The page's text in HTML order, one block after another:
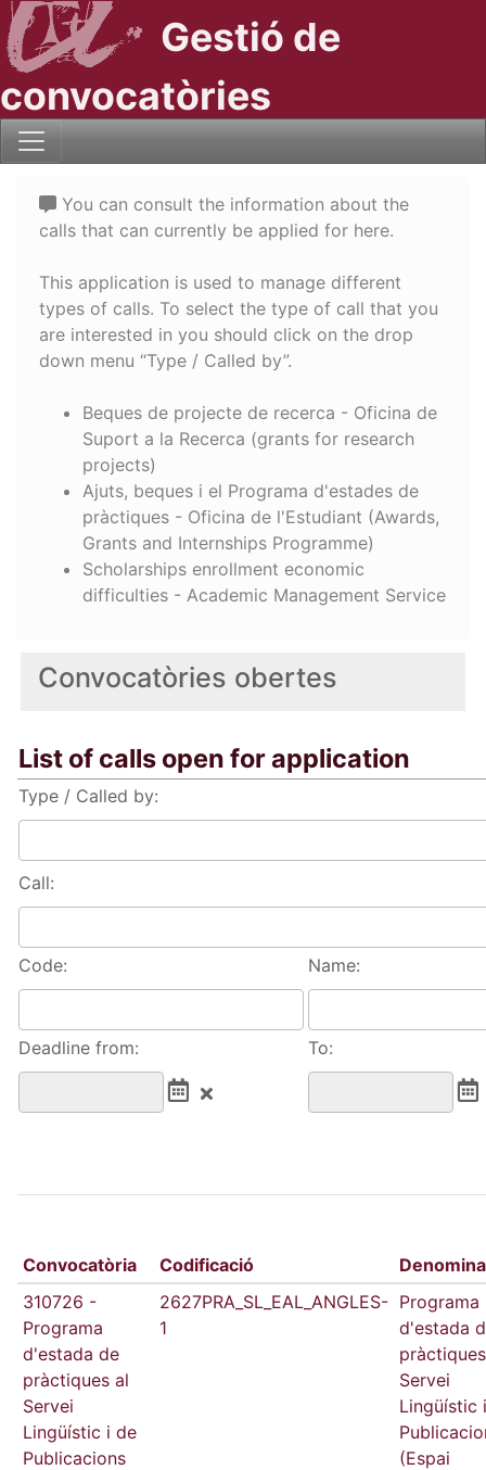
Gestió de
convocatòries
Convocatòries obertes
List of calls open for application
Type / Called by:
Call:
Code: Name:
Deadline from: To:
Convocatòria Codificació
310726 -
Programa
d'estada de
pràctiques al
Servei
Lingüístic i de
Publicacions
2627PRA_SL_EAL_ANGLES-
1
Programa
d'estada
Servei
Lingüístic
(Espai
You can consult the information about the
calls that can currently be applied for here.
This application is used to manage different
types of calls. To select the type of call that you
are interested in you should click on the drop
down menu “Type / Called by”.
Beques de projecte de recerca - Oficina de
Suport a la Recerca (grants for research
projects)
Ajuts, beques i el Programa d'estades de
pràctiques - Oficina de l'Estudiant (Awards,
Grants and Internships Programme)
Scholarships enrollment economic
difficulties - Academic Management Service